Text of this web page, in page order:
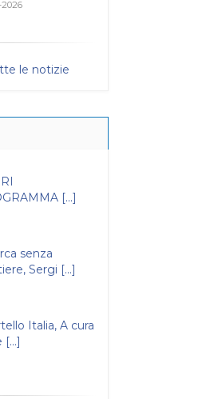
le notizie
[...]
senza
Sergi [...]
Italia, A cura
[...]